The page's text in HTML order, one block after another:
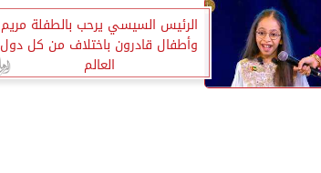
الرئيس السيسي يرحب بالطفلة مريم
وأطفال قادرون باختلاف من كل دول
العالم